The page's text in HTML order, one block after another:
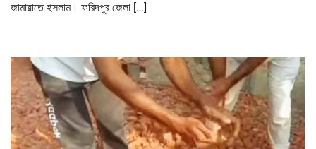
জামায়াতে ইসলাম। ফরিদপুর জেলা […]